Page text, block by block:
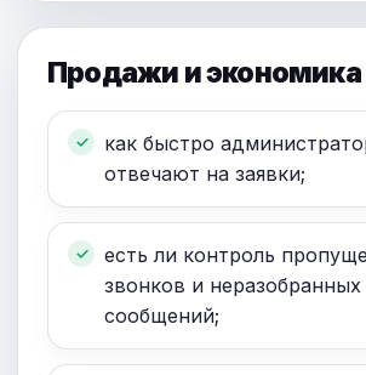
Продажи и экономика
как быстро
отвечают на заявки;
есть ли контроль
звонков и неразобранных
сообщений;